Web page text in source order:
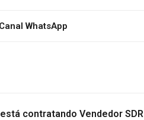
Canal WhatsApp
contratando Vendedor SDR